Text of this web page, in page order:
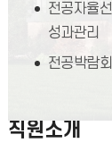
전공자율
성과관리
전공박람
직원소개